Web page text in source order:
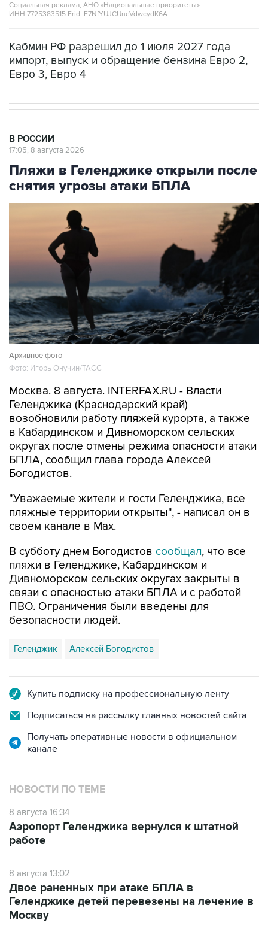
Социальная реклама, АНО «Национальные приоритеты».
ИНН 7725383515 Erid: F7NfYUJCUneVdwcydK6A
Кабмин РФ разрешил до 1 июля 2027 года
импорт, выпуск и обращение бензина Евро 2,
Евро 3, Евро 4
В РОССИИ
17:05, 8 августа 2026
Пляжи в Геленджике открыли после
снятия угрозы атаки БПЛА
Архивное фото
Фото: Игорь Онучин/ТАСС
Москва. 8 августа. INTERFAX.RU - Власти
Геленджика (Краснодарский край)
возобновили работу пляжей курорта, а также
в Кабардинском и Дивноморском сельских
округах после отмены режима опасности атаки
БПЛА, сообщил глава города Алексей
Богодистов.
"Уважаемые жители и гости Геленджика, все
пляжные территории открыты", - написал он в
своем канале в Max.
В субботу днем Богодистов сообщал, что все
пляжи в Геленджике, Кабардинском и
Дивноморском сельских округах закрыты в
связи с опасностью атаки БПЛА и с работой
ПВО. Ограничения были введены для
безопасности людей.
Геленджик Алексей Богодистов
Купить подписку на профессиональную ленту
Подписаться на рассылку главных новостей сайта
Получать оперативные новости в официальном
канале
НОВОСТИ ПО ТЕМЕ
8 августа 16:34
Аэропорт Геленджика вернулся к штатной
работе
8 августа 13:02
Двое раненных при атаке БПЛА в
Геленджике детей перевезены на лечение в
Москву